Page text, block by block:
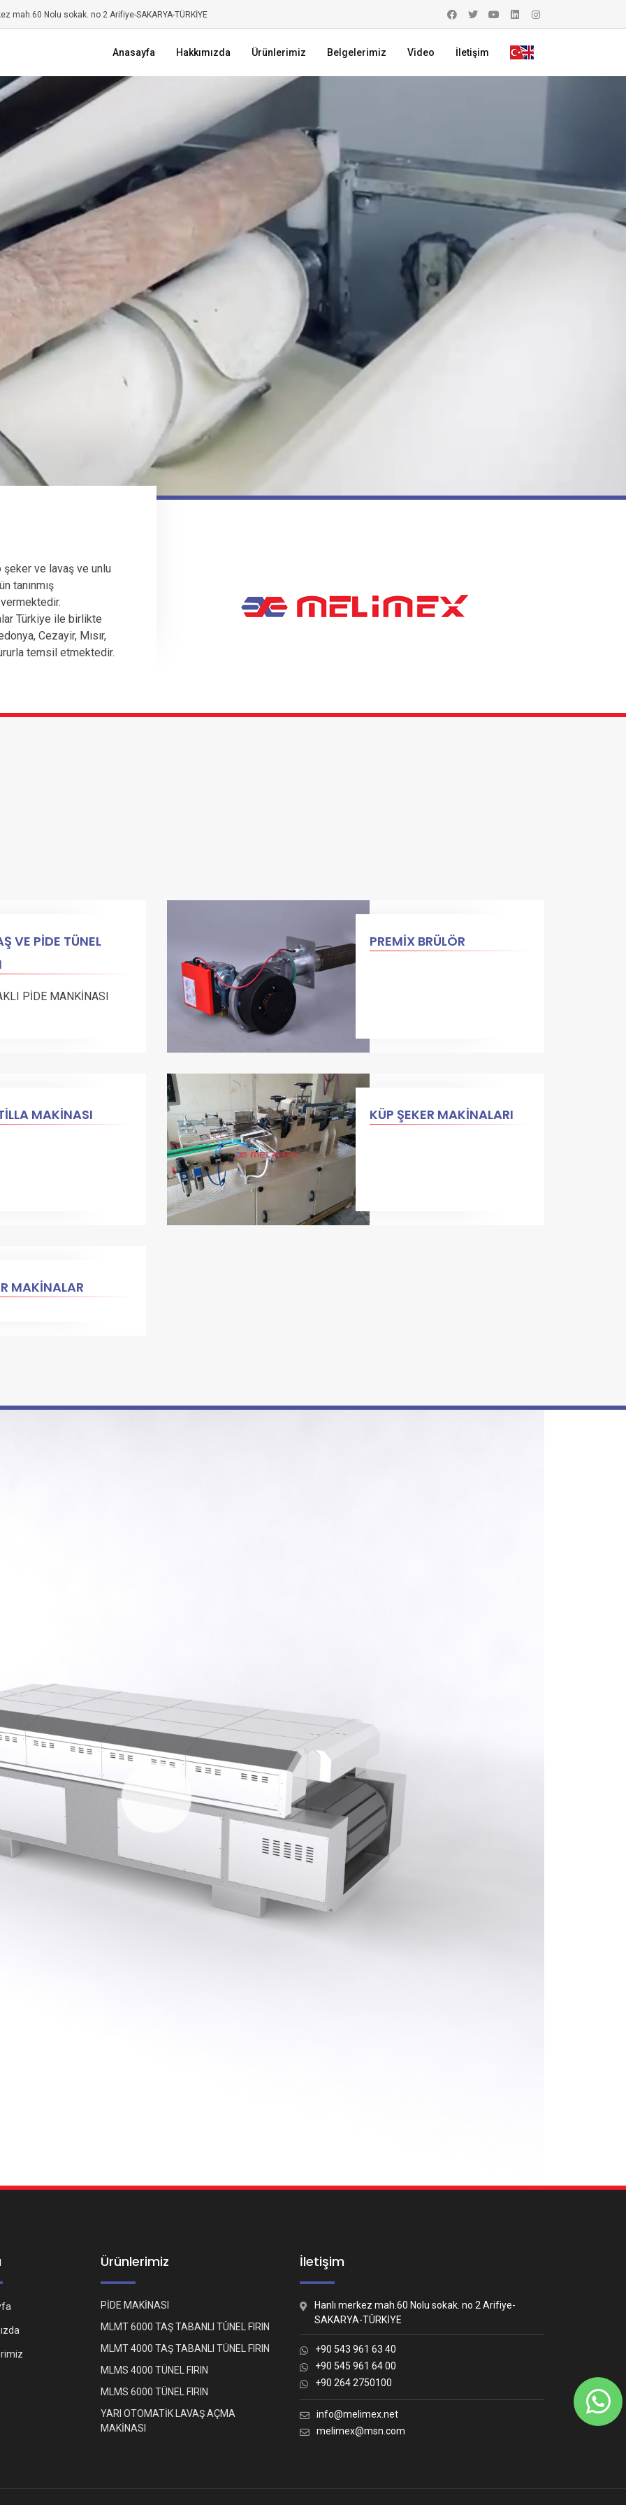
mah.60 Nolu sokak. no 2 Arifiye-SAKARYA-TÜRKİYE
Anasayfa Hakkımızda Ürünlerimiz Belgelerimiz Video İletişim
şeker ve lavaş ve unlu
tanınmış
Türkiye ile birlikte
Cezayir, Mısır,
temsil etmektedir.
VE PİDE TÜNEL
PİDE MANKİNASI
PREMİX BRÜLÖR
MAKİNASI KÜP ŞEKER MAKİNALARI
MAKİNALAR
Ürünlerimiz
PİDE MAKİNASI
MLMT 6000 TAŞ TABANLI TÜNEL FIRIN
MLMT 4000 TAŞ TABANLI TÜNEL FIRIN
MLMS 4000 TÜNEL FIRIN
MLMS 6000 TÜNEL FIRIN
YARI OTOMATİK LAVAŞ AÇMA
MAKİNASI
İletişim
Hanlı merkez mah.60 Nolu sokak. no 2 Arifiye-
SAKARYA-TÜRKİYE
+90 543 961 63 40
+90 545 961 64 00
+90 264 2750100
info@melimex.net
melimex@msn.com